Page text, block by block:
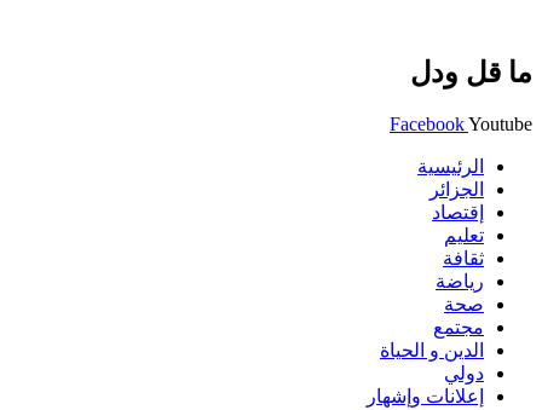
ما قل ودل
FacebookYoutube
الرئيسية
الجزائر
إقتصاد
تعليم
ثقافة
رياضة
صحة
مجتمع
الدين و الحياة
دولي
إعلانات وإشهار